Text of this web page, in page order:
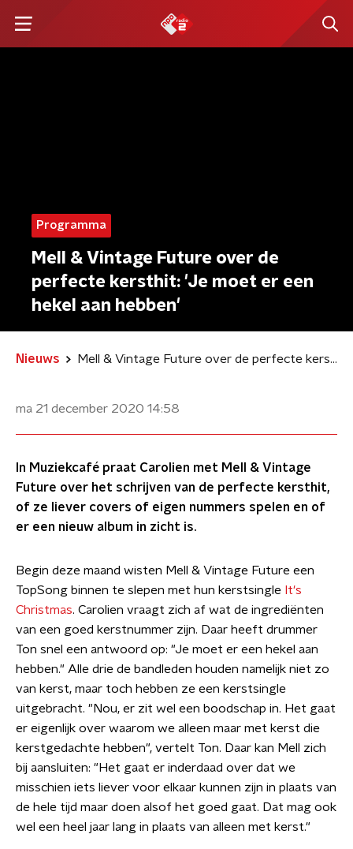
Programma
Mell & Vintage Future over de
perfecte kersthit: 'Je moet er een
hekel aan hebben'
Nieuws Mell & Vintage Future over de perfecte kersthit: 'Je moet er een hekel aan hebben'
ma 21 december 2020 14:58
In Muziekcafé praat Carolien met Mell & Vintage
Future over het schrijven van de perfecte kersthit,
of ze liever covers of eigen nummers spelen en of
er een nieuw album in zicht is.
Begin deze maand wisten Mell & Vintage Future een
TopSong binnen te slepen met hun kerstsingle It's
Christmas. Carolien vraagt zich af wat de ingrediënten
van een goed kerstnummer zijn. Daar heeft drummer
Ton snel een antwoord op: "Je moet er een hekel aan
hebben." Alle drie de bandleden houden namelijk niet zo
van kerst, maar toch hebben ze een kerstsingle
uitgebracht. "Nou, er zit wel een boodschap in. Het gaat
er eigenlijk over waarom we alleen maar met kerst die
kerstgedachte hebben", vertelt Ton. Daar kan Mell zich
bij aansluiten: "Het gaat er inderdaad over dat we
misschien iets liever voor elkaar kunnen zijn in plaats van
de hele tijd maar doen alsof het goed gaat. Dat mag ook
wel een heel jaar lang in plaats van alleen met kerst."